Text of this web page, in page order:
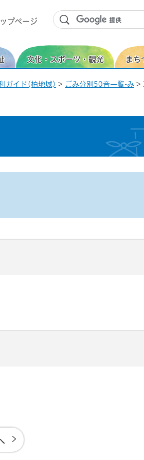
ップページ
文化・スポーツ・観光 まち
ガイド(柏地域) > ごみ分別50音一覧-み >